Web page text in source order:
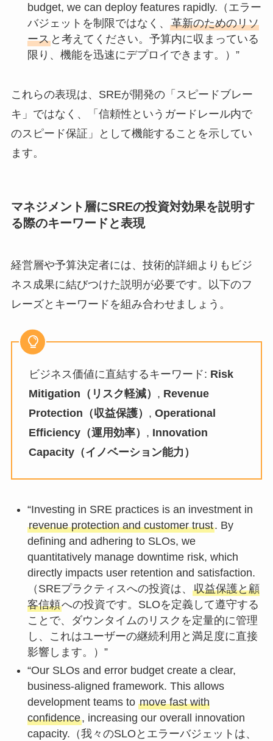
budget, we can deploy features rapidly.（エラー
バジェットを制限ではなく、 革新のためのリソ
ースと考えてください。予算内に収まっている
限り、機能を迅速にデプロイできます。）”
これらの表現は、SREが開発の「スピードブレー
キ」ではなく、「信頼性というガードレール内で
のスピード保証」として機能することを示してい
ます。
マネジメント層にSREの投資対効果を説明す
る際のキーワードと表現
経営層や予算決定者には、技術的詳細よりもビジ
ネス成果に結びつけた説明が必要です。以下のフ
レーズとキーワードを組み合わせましょう。
ビジネス価値に直結するキーワード: Risk
Mitigation（リスク軽減） , Revenue
Protection（収益保護） , Operational
Efficiency（運用効率） , Innovation
Capacity（イノベーション能力）
“Investing in SRE practices is an investment in
revenue protection and customer trust. By
defining and adhering to SLOs, we
quantitatively manage downtime risk, which
directly impacts user retention and satisfaction.
（SREプラクティスへの投資は、 収益保護と顧
客信頼への投資です。SLOを定義して遵守する
ことで、ダウンタイムのリスクを定量的に管理
し、これはユーザーの継続利用と満足度に直接
影響します。）”
“Our SLOs and error budget create a clear,
business-aligned framework. This allows
development teams to move fast with
confidence, increasing our overall innovation
capacity.（我々のSLOとエラーバジェットは、